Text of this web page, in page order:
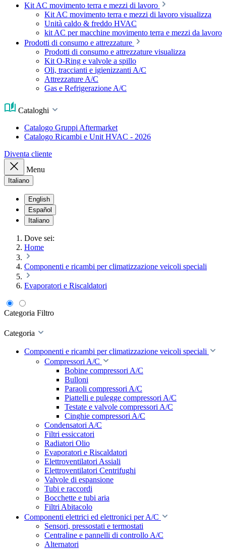
Kit AC movimento terra e mezzi di lavoro
Kit AC movimento terra e mezzi di lavoro visualizza
Unità caldo & freddo HVAC
kit AC per macchine movimento terra e mezzi da lavoro
Prodotti di consumo e attrezzature
Prodotti di consumo e attrezzature visualizza
Kit O-Ring e valvole a spillo
Oli, traccianti e igienizzanti A/C
Attrezzature A/C
Gas e Refrigerazione A/C
Cataloghi
Catalogo Gruppi Aftermarket
Catalogo Ricambi e Unit HVAC - 2026
Diventa cliente
Menu
Italiano
English
Español
Italiano
Dove sei:
Home
Componenti e ricambi per climatizzazione veicoli speciali
Evaporatori e Riscaldatori
Categoria Filtro
Categoria
Componenti e ricambi per climatizzazione veicoli speciali
Compressori A/C
Bobine compressori A/C
Bulloni
Paraoli compressori A/C
Piattelli e pulegge compressori A/C
Testate e valvole compressori A/C
Cinghie compressori A/C
Condensatori A/C
Filtri essiccatori
Radiatori Olio
Evaporatori e Riscaldatori
Elettroventilatori Assiali
Elettroventilatori Centrifughi
Valvole di espansione
Tubi e raccordi
Bocchette e tubi aria
Filtri Abitacolo
Componenti elettrici ed elettronici per A/C
Sensori, pressostati e termostati
Centraline e pannelli di controllo A/C
Alternatori